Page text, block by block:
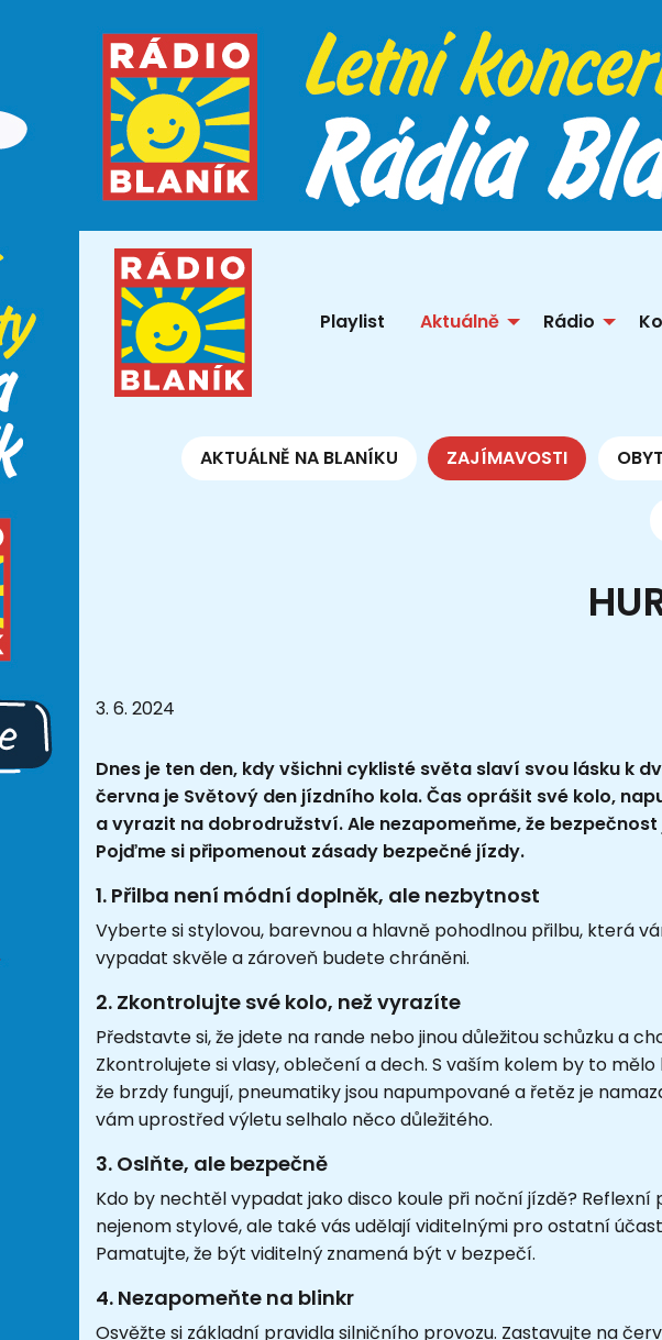
Playlist Aktuálně Rádio
AKTUÁLNĚ NA BLANÍKU ZAJÍMAVOSTI
3. 6. 2024
Dnes je ten den, kdy všichni cyklisté světa slaví svou lásku k
června je Světový den jízdního kola. Čas oprášit své kolo,
a vyrazit na dobrodružství. Ale nezapomeňme, že
Pojďme si připomenout zásady bezpečné jízdy.
1. Přilba není módní doplněk, ale nezbytnost
Vyberte si stylovou, barevnou a hlavně pohodlnou přilbu, která
vypadat skvěle a zároveň budete chráněni.
2. Zkontrolujte své kolo, než vyrazíte
Představte si, že jdete na rande nebo jinou důležitou schůzku a
Zkontrolujete si vlasy, oblečení a dech. S vaším kolem by to
že brzdy fungují, pneumatiky jsou napumpované a řetěz je
vám uprostřed výletu selhalo něco důležitého.
3. Oslňte, ale bezpečně
Kdo by nechtěl vypadat jako disco koule při noční jízdě? Reflexní
nejenom stylové, ale také vás udělají viditelnými pro ostatní
Pamatujte, že být viditelný znamená být v bezpečí.
4. Nezapomeňte na blinkr
Osvěžte si základní pravidla silničního provozu. Zastavujte na